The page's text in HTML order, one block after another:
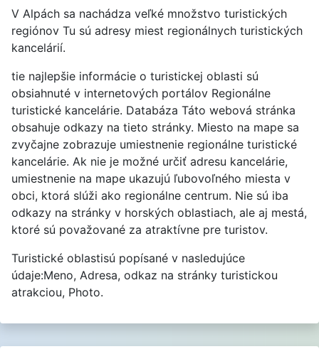
V Alpách sa nachádza veľké množstvo turistických
regiónov Tu sú adresy miest regionálnych turistických
kancelárií.
tie najlepšie informácie o turistickej oblasti sú
obsiahnuté v internetových portálov Regionálne
turistické kancelárie. Databáza Táto webová stránka
obsahuje odkazy na tieto stránky. Miesto na mape sa
zvyčajne zobrazuje umiestnenie regionálne turistické
kancelárie. Ak nie je možné určiť adresu kancelárie,
umiestnenie na mape ukazujú ľubovoľného miesta v
obci, ktorá slúži ako regionálne centrum. Nie sú iba
odkazy na stránky v horských oblastiach, ale aj mestá,
ktoré sú považované za atraktívne pre turistov.
Turistické oblastisú popísané v nasledujúce
údaje:Meno, Adresa, odkaz na stránky turistickou
atrakciou, Photo.